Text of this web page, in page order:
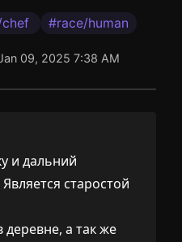
#race/human
09, 2025 7:38 AM
и дальний
Является старостой
деревне, а так же